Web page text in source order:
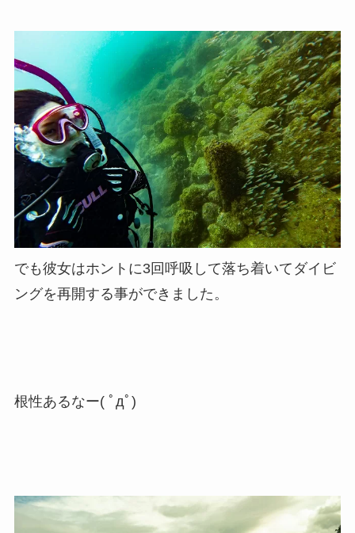
でも彼女はホントに3回呼吸して落ち着いてダイビ
ングを再開する事ができました。
根性あるなー( ﾟдﾟ)